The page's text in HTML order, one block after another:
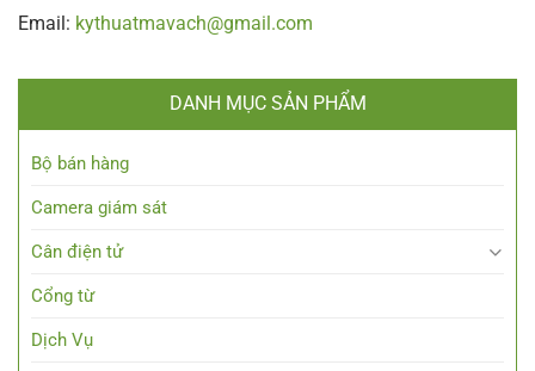
Email: kythuatmavach@gmail.com
DANH MỤC SẢN PHẨM
Bộ bán hàng
Camera giám sát
Cân điện tử
Cổng từ
Dịch Vụ